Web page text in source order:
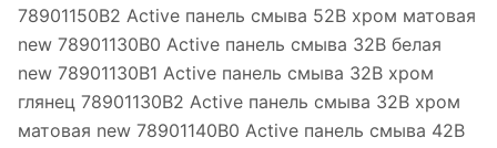
78901150B2 Active панель смыва 52B хром матовая
new 78901130B0 Active панель смыва 32B белая
new 78901130B1 Active панель смыва 32B хром
глянец 78901130B2 Active панель смыва 32B хром
матовая new 78901140B0 Active панель смыва 42B